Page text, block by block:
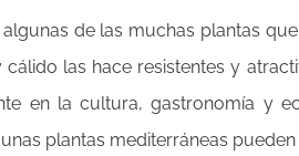
de las muchas plantas
las hace resistentes y
en la cultura, gastronomía y
plantas mediterráneas